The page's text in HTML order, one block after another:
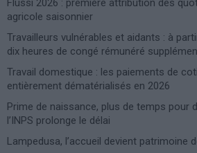
Flussi 2026 : première attribution des
agricole saisonnier
Travailleurs vulnérables et aidants : à
dix heures de congé rémunéré
Travail domestique : les paiements de
entièrement dématérialisés en 2026
Prime de naissance, plus de temps pour
l’INPS prolonge le délai
Lampedusa, l’accueil devient patrimoine